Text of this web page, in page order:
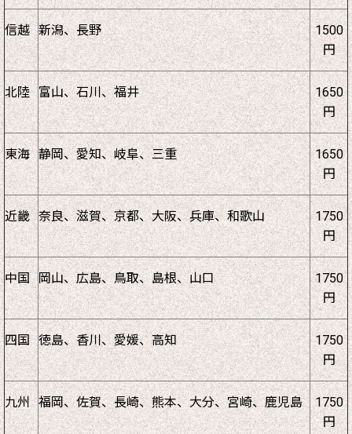
信越 新潟、長野
1500
円
北陸 富山、石川、福井
1650
円
東海 静岡、愛知、岐阜、三重
1650
円
近畿 奈良、滋賀、京都、大阪、兵庫、和歌山
1750
円
中国 岡山、広島、鳥取、島根、山口
1750
円
四国 徳島、香川、愛媛、高知
1750
円
九州 福岡、佐賀、長崎、熊本、大分、宮崎、鹿児島
1750
円